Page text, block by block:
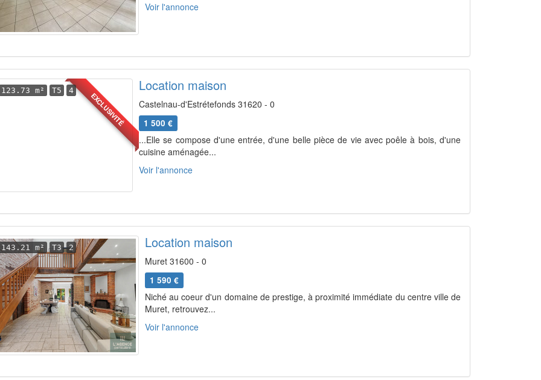
Voir l'annonce
EXCLUSIVITÉ
123.73 m² T5 4 Location maison
Castelnau-d'Estrétefonds 31620 - 0
1 500 €
...Elle se compose d'une entrée, d'une belle pièce de vie avec poêle à bois, d'une
cuisine aménagée...
Voir l'annonce
143.21 m² T3 2 Location maison
Muret 31600 - 0
1 590 €
Niché au coeur d'un domaine de prestige, à proximité immédiate du centre ville de
Muret, retrouvez...
Voir l'annonce